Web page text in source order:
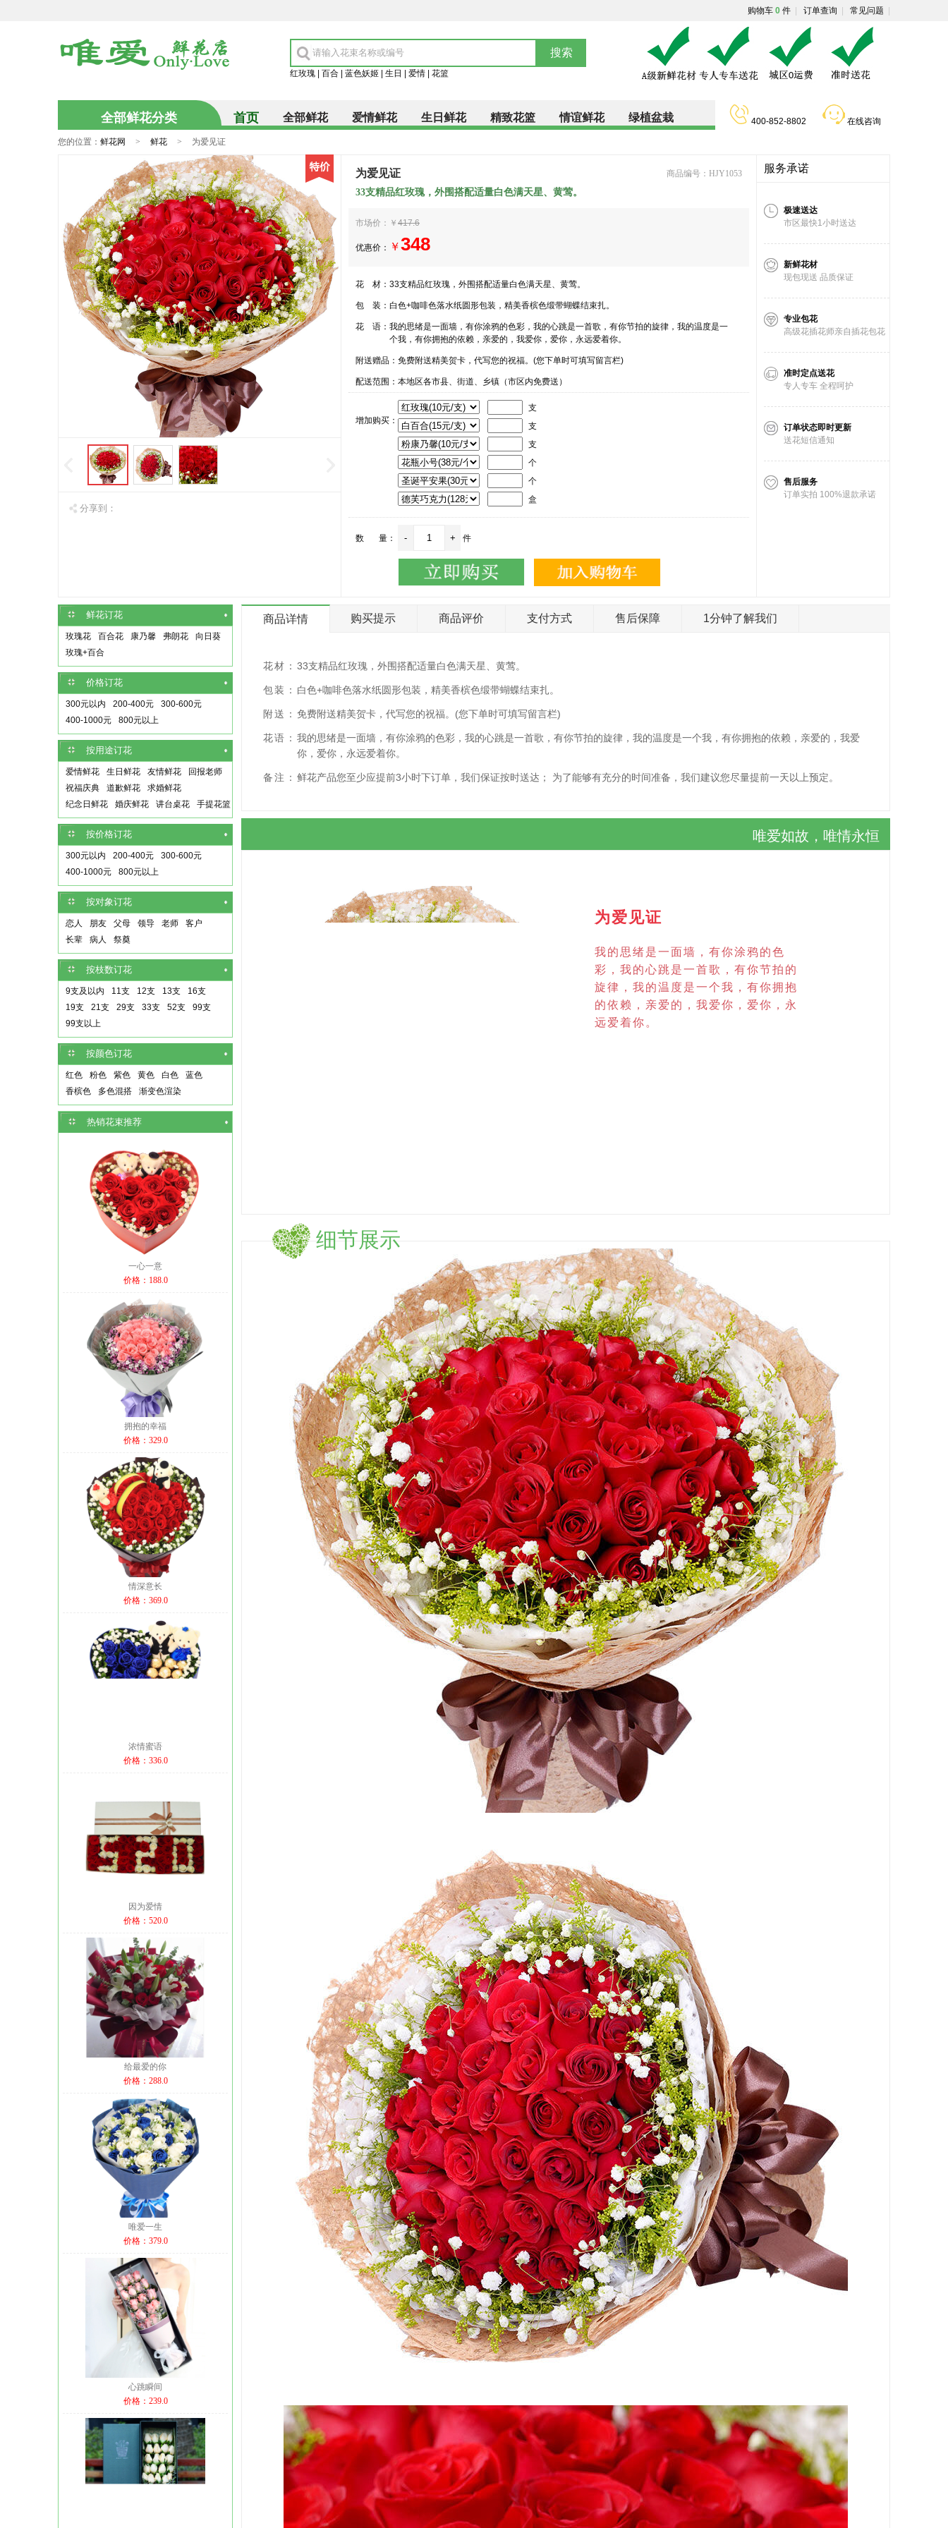
购物车 0 件 订单查询 常见问题
红玫瑰 百合 蓝色妖姬 生日 爱情 花篮
全部鲜花分类 首页 全部鲜花 爱情鲜花 生日鲜花 精致花篮 情谊鲜花 绿植盆栽 400-852-8802 在线咨询
您的位置： 鲜花网 > 鲜花 > 为爱见证
分享到：
为爱见证 商品编号：HJY1053
33支精品红玫瑰，外围搭配适量白色满天星、黄莺。
市场价：￥ 417.6
优惠价： ￥348
花 材： 33支精品红玫瑰，外围搭配适量白色满天星、黄莺。
包 装： 白色+咖啡色落水纸圆形包装，精美香槟色缎带蝴蝶结束扎。
花 语： 我的思绪是一面墙，有你涂鸦的色彩，我的心跳是一首歌，有你节拍的旋律，我的温度是一
个我，有你拥抱的依赖，亲爱的，我爱你，爱你，永远爱着你。
附送赠品：免费附送精美贺卡，代写您的祝福。(您下单时可填写留言栏)
配送范围：本地区各市县、街道、乡镇（市区内免费送）
增加购买：
支
支
支
个
个
盒
数 量： 件
服务承诺
极速送达
市区最快1小时送达
新鲜花材
现包现送 品质保证
专业包花
高级花插花师亲自插花包花
准时定点送花
专人专车 全程呵护
订单状态即时更新
送花短信通知
售后服务
订单实拍 100%退款承诺
鲜花订花
玫瑰花 百合花 康乃馨 弗朗花
向日葵
玫瑰+百合
价格订花
300元以内 200-400元
300-600元
400-1000元
800元以上
按用途订花
爱情鲜花 生日鲜花 友情鲜花
回报老师
祝福庆典
道歉鲜花
求婚鲜花
纪念日鲜花
婚庆鲜花 讲台桌花 手提花篮
按价格订花
300元以内 200-400元
300-600元
400-1000元
800元以上
按对象订花
恋人 朋友 父母 领导 老师
客户
长辈
病人 祭奠
按枝数订花
9支及以内 11支 12支 13支
16支
19支
21支 29支 33支 52支
99支
99支以上
按颜色订花
红色 粉色 紫色 黄色 白色
蓝色
香槟色
多色混搭 渐变色渲染
热销花束推荐
一心一意
价格：188.0
拥抱的幸福
价格：329.0
情深意长
价格：369.0
浓情蜜语
价格：336.0
因为爱情
价格：520.0
给最爱的你
价格：288.0
唯爱一生
价格：379.0
心跳瞬间
价格：239.0
商品详情 购买提示 商品评价 支付方式 售后保障 1分钟了解我们
花材： 33支精品红玫瑰，外围搭配适量白色满天星、黄莺。
包装： 白色+咖啡色落水纸圆形包装，精美香槟色缎带蝴蝶结束扎。
附送： 免费附送精美贺卡，代写您的祝福。(您下单时可填写留言栏)
花语： 我的思绪是一面墙，有你涂鸦的色彩，我的心跳是一首歌，有你节拍的旋律，我的温度是一个我，有你拥抱的依赖，亲爱的，我爱
你，爱你，永远爱着你。
备注： 鲜花产品您至少应提前3小时下订单，我们保证按时送达； 为了能够有充分的时间准备，我们建议您尽量提前一天以上预定。
唯爱如故，唯情永恒
为爱见证
我的思绪是一面墙，有你涂鸦的色
彩，我的心跳是一首歌，有你节拍的
旋律，我的温度是一个我，有你拥抱
的依赖，亲爱的，我爱你，爱你，永
远爱着你。
细节展示